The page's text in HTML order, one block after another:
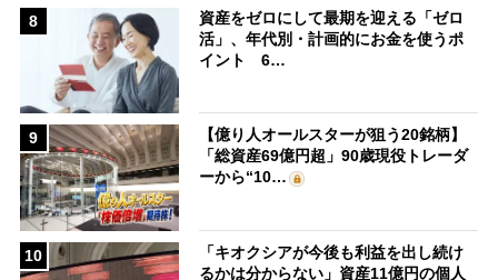
8
資産をゼロにして最期を迎える「ゼロ
活」、年代別・計画的にお金を使うポ
イント 6…
9
【億り人オールスターが狙う20銘柄】
「総資産69億円超」90歳現役トレーダ
ーから“10…
10
「キオクシアが今後も利益を出し続け
るかは分からない」資産11億円の個人